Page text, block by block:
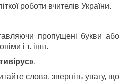
роботи вчителів України.
пропущені букви або
і т. інш.
.
слова, зверніть увагу, що